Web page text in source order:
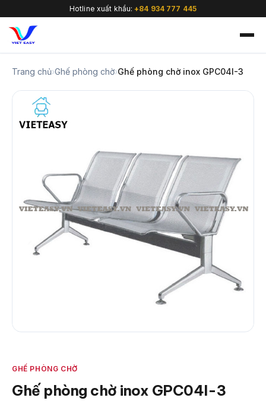
Hotline xuất khẩu:+84 934 777 445
Trang chủ›Ghế phòng chờ›Ghế phòng chờ inox GPC04I-3
GHẾ PHÒNG CHỜ
Ghế phòng chờ inox GPC04I-3